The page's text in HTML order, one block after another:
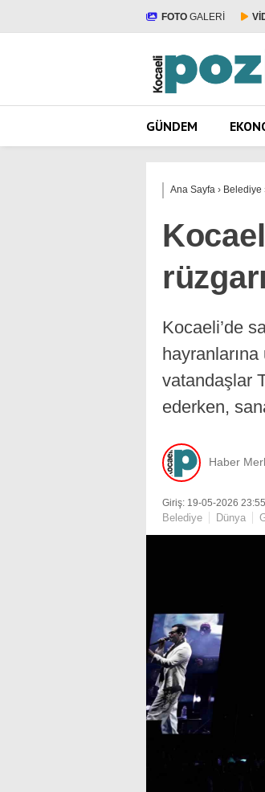
FOTO GALERİ
GÜNDEM
Ana Sayfa › Belediye
rüzgarı
Kocaeli’de
vatandaşlar
ederken,
Haber
Giriş: 19-05-2026 23:55
Belediye Dünya